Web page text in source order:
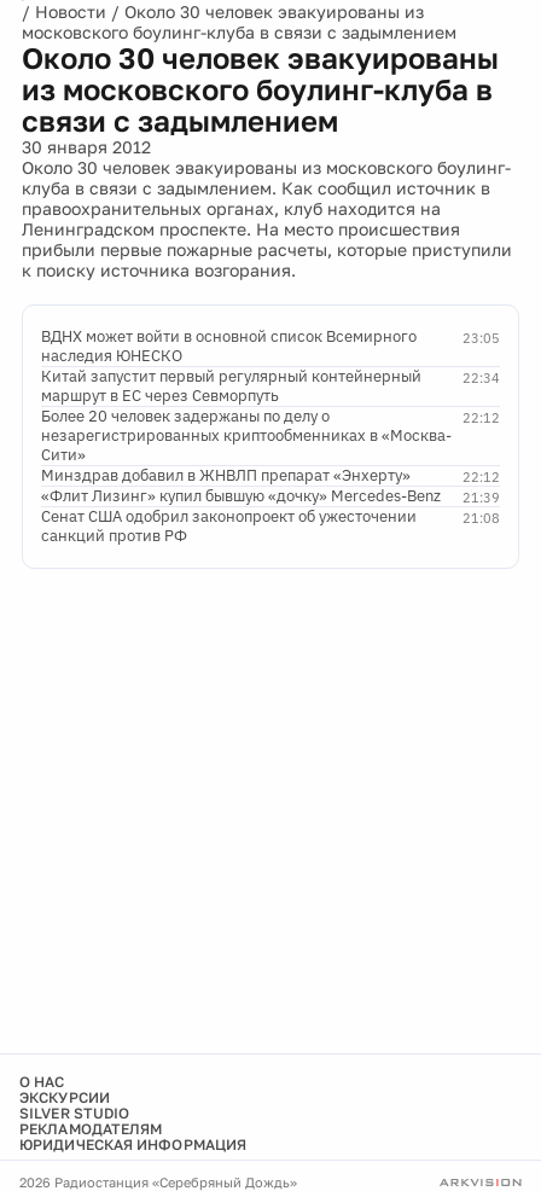
/ Новости / Около 30 человек эвакуированы из
московского боулинг-клуба в связи с задымлением
Около 30 человек эвакуированы
из московского боулинг-клуба в
связи с задымлением
30 января 2012
Около 30 человек эвакуированы из московского боулинг-
клуба в связи с задымлением. Как сообщил источник в
правоохранительных органах, клуб находится на
Ленинградском проспекте. На место происшествия
прибыли первые пожарные расчеты, которые приступили
к поиску источника возгорания.
23:05
ВДНХ может войти в основной список Всемирного
наследия ЮНЕСКО
22:34
Китай запустит первый регулярный контейнерный
маршрут в ЕС через Севморпуть
22:12
Более 20 человек задержаны по делу о
незарегистрированных криптообменниках в «Москва-
Сити»
22:12
Минздрав добавил в ЖНВЛП препарат «Энхерту»
21:39
«Флит Лизинг» купил бывшую «дочку» Mercedes-Benz
21:08
Сенат США одобрил законопроект об ужесточении
санкций против РФ
О НАС
ЭКСКУРСИИ
SILVER STUDIO
РЕКЛАМОДАТЕЛЯМ
ЮРИДИЧЕСКАЯ ИНФОРМАЦИЯ
2026 Радиостанция «Серебряный Дождь»